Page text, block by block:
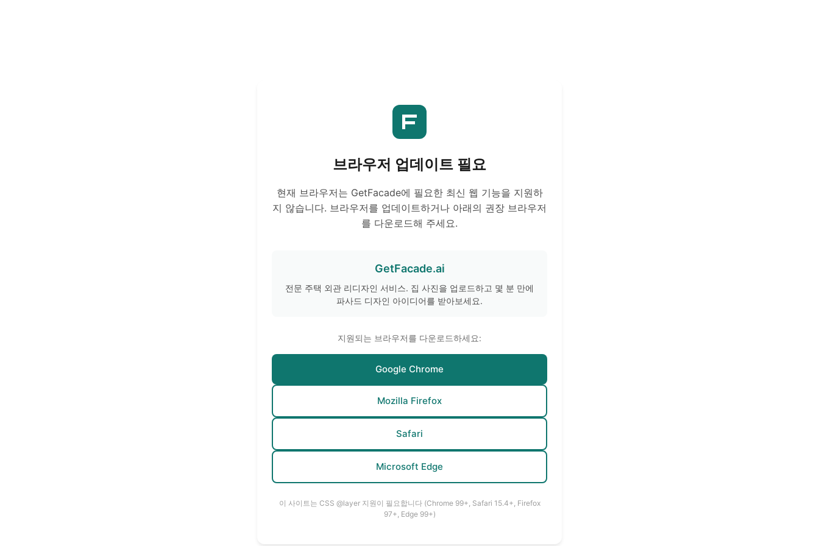
브라우저 업데이트 필요
현재 브라우저는 GetFacade에 필요한 최신 웹 기능을 지원하
지 않습니다. 브라우저를 업데이트하거나 아래의 권장 브라우저
를 다운로드해 주세요.
GetFacade.ai
전문 주택 외관 리디자인 서비스. 집 사진을 업로드하고 몇 분 만에
파사드 디자인 아이디어를 받아보세요.
지원되는 브라우저를 다운로드하세요:
Google Chrome
Mozilla Firefox
Safari
Microsoft Edge
이 사이트는 CSS @layer 지원이 필요합니다 (Chrome 99+, Safari 15.4+, Firefox
97+, Edge 99+)